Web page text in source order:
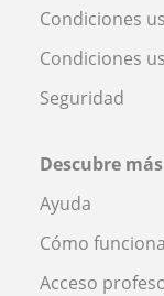
Condiciones
Condiciones
Seguridad
Descubre más
Ayuda
Cómo funciona
Acceso